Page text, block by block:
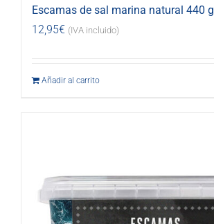
Escamas de sal marina natural 440 g
12,95€ (IVA incluido)
Añadir al carrito